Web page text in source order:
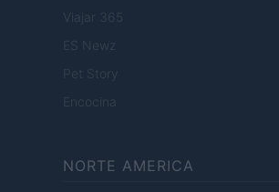
Viajar 365
ES Newz
Pet Story
Encocina
NORTE AMERICA